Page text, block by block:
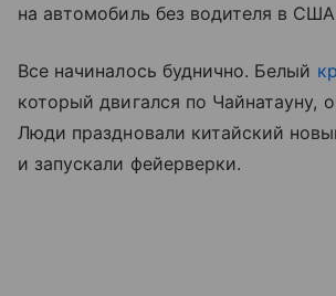
на автомобиль без водителя в
Все начиналось буднично. Белый
который двигался по Чайнатауну,
Люди праздновали китайский
и запускали фейерверки.